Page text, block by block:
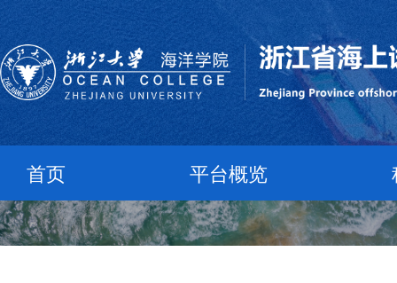
首页 平台概览